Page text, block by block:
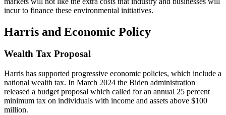
incur to finance these environmental initiatives.
Harris and Economic Policy
Wealth Tax Proposal
Harris has supported progressive economic policies, which include a
national wealth tax. In March 2024 the Biden administration
released a budget proposal which called for an annual 25 percent
minimum tax on individuals with income and assets above $100
million.